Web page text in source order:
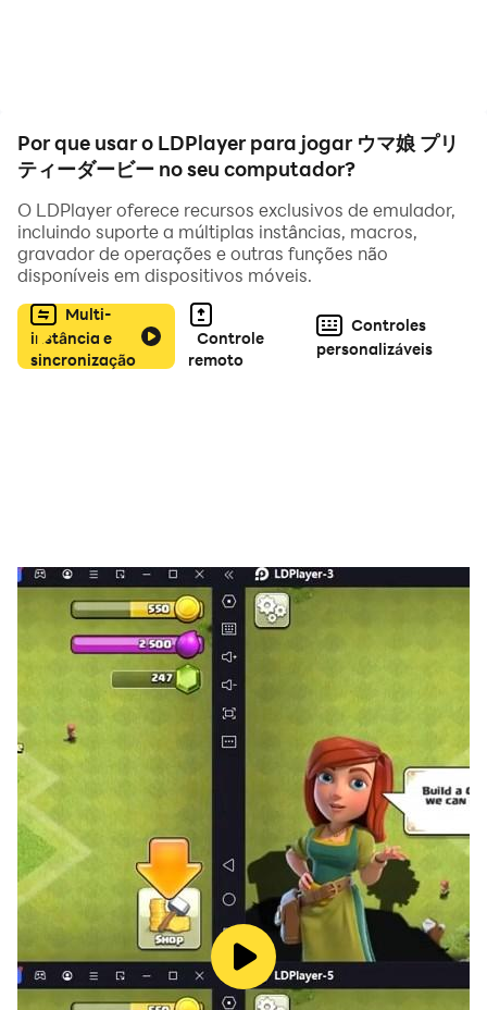
この世界に生きるウマ娘の未来のレース結果は、まだ誰に
もわからない。
彼女たちは走り続ける。瞳の先にあるゴールだけを目指し
てーー。
◆様々な個性と魅力を持つ美少女「ウマ娘」をどう育て
るかはトレーナー次第！
目指すは夢の大舞台！トレーナーとして担当するウマ娘と
目標とするレースでの勝利を目指し、日々トレーニングや
サイレンススズカ(CV:高野麻里佳)
トウカイテイオー(CV: Machico)
オグリキャップ(CV:高柳知葉)
ゴールドシップ(CV:上田瞳）
ウオッカ(CV:大橋彩香)
ダイワスカーレット(CV:木村千咲)
メジロマックイーン(CV:大西沙織)
シンボリルドルフ(CV:田所あずさ)
ライスシャワー(CV:石見舞菜香)
ハルウララ(CV:首藤志奈)
ナイスネイチャ(CV: 前田佳織里)
など歴史に名を残す名馬たちが多数登場！
60人以上のウマ娘たちがあなたを待っています！
◆ハイクオリティな3Dが生み出す迫力のレースと圧巻の
ライブ演出！
Por que usar o LDPlayer para jogar ウマ娘 プリ
ティーダービー no seu computador?
O LDPlayer oferece recursos exclusivos de emulador,
incluindo suporte a múltiplas instâncias, macros,
gravador de operações e outras funções não
disponíveis em dispositivos móveis.
Multi-
instância e
sincronização
Controle
remoto
Controles
personalizáveis